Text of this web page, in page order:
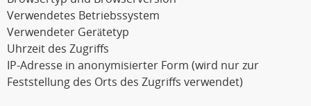
Verwendetes Betriebssystem
Verwendeter Gerätetyp
Uhrzeit des Zugriffs
IP-Adresse in anonymisierter Form (wird nur zur
Feststellung des Orts des Zugriffs verwendet)